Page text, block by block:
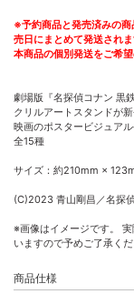
※予約商品と発売済みの
売日にまとめて発送されま
本商品の個別発送をご希
劇場版『名探偵コナン 黒
クリルアートスタンドが
映画のポスタービジュア
全15種
サイズ：約210mm ×
(C)2023 青山剛昌／名探
※画像はイメージです。
いますので予めご了承くだ
商品仕様